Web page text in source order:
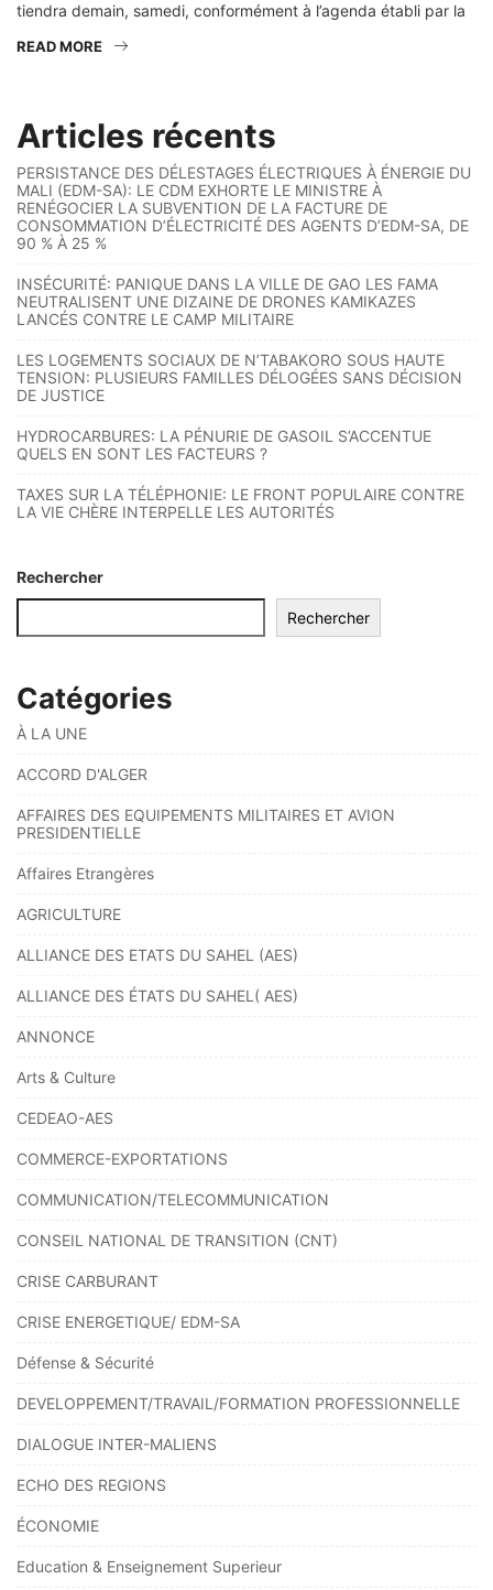
tiendra demain, samedi, conformément à l’agenda établi par la
READ MORE
Articles récents
PERSISTANCE DES DÉLESTAGES ÉLECTRIQUES À ÉNERGIE DU
MALI (EDM-SA): LE CDM EXHORTE LE MINISTRE À
RENÉGOCIER LA SUBVENTION DE LA FACTURE DE
CONSOMMATION D’ÉLECTRICITÉ DES AGENTS D’EDM-SA, DE
90 % À 25 %
INSÉCURITÉ: PANIQUE DANS LA VILLE DE GAO LES FAMA
NEUTRALISENT UNE DIZAINE DE DRONES KAMIKAZES
LANCÉS CONTRE LE CAMP MILITAIRE
LES LOGEMENTS SOCIAUX DE N’TABAKORO SOUS HAUTE
TENSION: PLUSIEURS FAMILLES DÉLOGÉES SANS DÉCISION
DE JUSTICE
HYDROCARBURES: LA PÉNURIE DE GASOIL S’ACCENTUE
QUELS EN SONT LES FACTEURS ?
TAXES SUR LA TÉLÉPHONIE: LE FRONT POPULAIRE CONTRE
LA VIE CHÈRE INTERPELLE LES AUTORITÉS
Rechercher
Rechercher
Catégories
À LA UNE
ACCORD D'ALGER
AFFAIRES DES EQUIPEMENTS MILITAIRES ET AVION
PRESIDENTIELLE
Affaires Etrangères
AGRICULTURE
ALLIANCE DES ETATS DU SAHEL (AES)
ALLIANCE DES ÉTATS DU SAHEL( AES)
ANNONCE
Arts & Culture
CEDEAO-AES
COMMERCE-EXPORTATIONS
COMMUNICATION/TELECOMMUNICATION
CONSEIL NATIONAL DE TRANSITION (CNT)
CRISE CARBURANT
CRISE ENERGETIQUE/ EDM-SA
Défense & Sécurité
DEVELOPPEMENT/TRAVAIL/FORMATION PROFESSIONNELLE
DIALOGUE INTER-MALIENS
ECHO DES REGIONS
ÉCONOMIE
Education & Enseignement Superieur